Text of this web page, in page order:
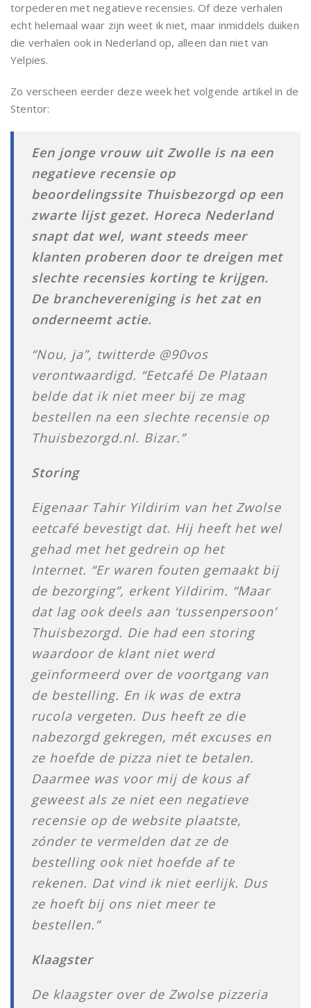
torpederen met negatieve recensies. Of deze verhalen
echt helemaal waar zijn weet ik niet, maar inmiddels duiken
die verhalen ook in Nederland op, alleen dan niet van
Yelpies.
Zo verscheen eerder deze week het volgende artikel in de
Stentor:
Een jonge vrouw uit Zwolle is na een
negatieve recensie op
beoordelingssite Thuisbezorgd op een
zwarte lijst gezet. Horeca Nederland
snapt dat wel, want steeds meer
klanten proberen door te dreigen met
slechte recensies korting te krijgen.
De branchevereniging is het zat en
onderneemt actie.
“Nou, ja”, twitterde @90vos
verontwaardigd. “Eetcafé De Plataan
belde dat ik niet meer bij ze mag
bestellen na een slechte recensie op
Thuisbezorgd.nl. Bizar.”
Storing
Eigenaar Tahir Yildirim van het Zwolse
eetcafé bevestigt dat. Hij heeft het wel
gehad met het gedrein op het
Internet. “Er waren fouten gemaakt bij
de bezorging”, erkent Yildirim. “Maar
dat lag ook deels aan ‘tussenpersoon’
Thuisbezorgd. Die had een storing
waardoor de klant niet werd
geïnformeerd over de voortgang van
de bestelling. En ik was de extra
rucola vergeten. Dus heeft ze die
nabezorgd gekregen, mét excuses en
ze hoefde de pizza niet te betalen.
Daarmee was voor mij de kous af
geweest als ze niet een negatieve
recensie op de website plaatste,
zónder te vermelden dat ze de
bestelling ook niet hoefde af te
rekenen. Dat vind ik niet eerlijk. Dus
ze hoeft bij ons niet meer te
bestellen.”
Klaagster
De klaagster over de Zwolse pizzeria